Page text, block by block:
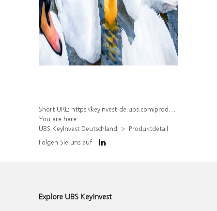
Short URL: https://keyinvest-de.ubs.com/produkt/detail/index/isin/DE000WA4QLD0
You are here:
UBS KeyInvest Deutschland
Produktdetail
Folgen Sie uns auf
Explore UBS KeyInvest